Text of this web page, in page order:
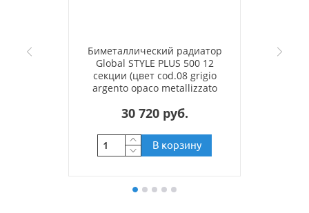
Биметаллический радиатор
Global STYLE PLUS 500 12
секции (цвет cod.08 grigio
argento opaco metallizzato
30 720 руб.
В корзину